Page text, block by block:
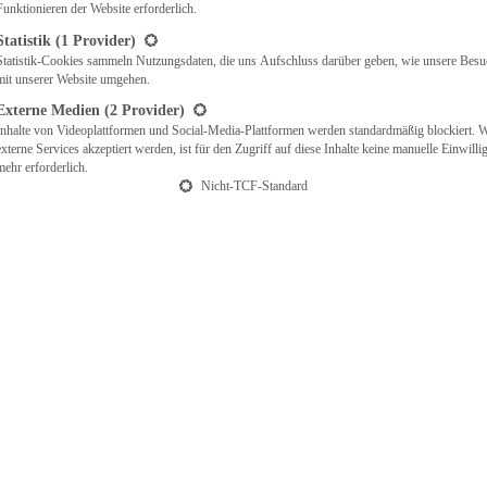
der Website erforderlich.
(1 Provider)
Cookies sammeln Nutzungsdaten, die uns Aufschluss darüber geben, wie unsere
unserer Website umgehen.
Medien (2 Provider)
von Videoplattformen und Social-Media-Plattformen werden standardmäßig blockiert.
Services akzeptiert werden, ist für den Zugriff auf diese Inhalte keine manuelle
erforderlich.
Nicht-TCF-Standard